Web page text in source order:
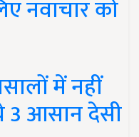
नवाचार को
में नहीं
3 आसान देसी